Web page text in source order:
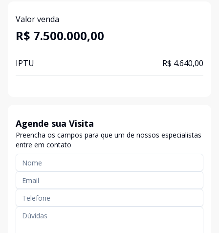
Valor venda
R$ 7.500.000,00
IPTU R$ 4.640,00
Agende sua Visita
Preencha os campos para que um de nossos especialistas
entre em contato